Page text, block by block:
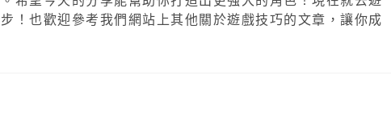
！也歡迎參考我們網站上其他關於遊戲技巧的文章，讓你成